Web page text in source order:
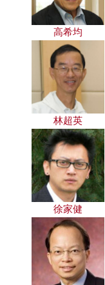
高希均
林超英
徐家健